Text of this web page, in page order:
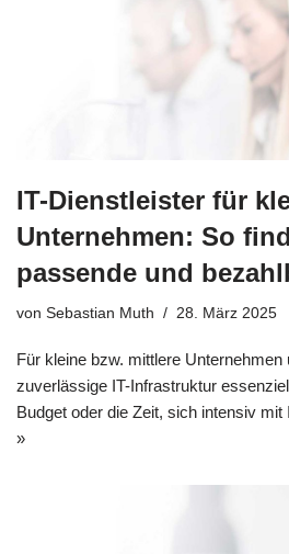
IT-Dienstleister für
Unternehmen: So
passende und
von Sebastian Muth 28. März 2025
Für kleine bzw. mittlere
zuverlässige IT-Infrastruktur
Budget oder die Zeit, sich intensiv
»